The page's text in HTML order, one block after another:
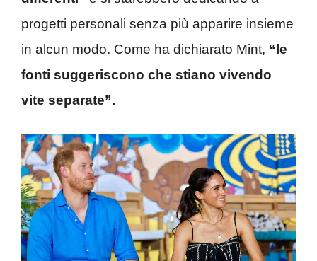
progetti personali senza più apparire insieme
in alcun modo. Come ha dichiarato Mint, “le
fonti suggeriscono che stiano vivendo
vite separate”.